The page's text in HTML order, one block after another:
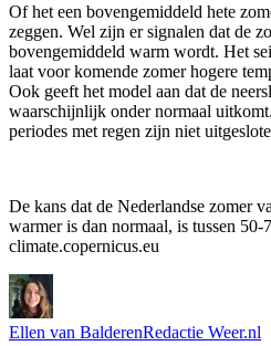
Of het een bovengemiddeld hete
zeggen. Wel zijn er signalen dat de
bovengemiddeld warm wordt. Het
laat voor komende zomer hogere
Ook geeft het model aan dat de
waarschijnlijk onder normaal
periodes met regen zijn niet
De kans dat de Nederlandse zomer
warmer is dan normaal, is tussen 50-
climate.copernicus.eu
Ellen van BalderenRedactie Weer.nl